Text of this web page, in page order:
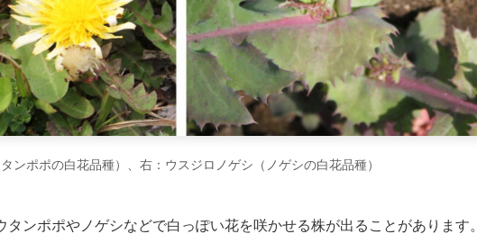
ンポポの白花品種）、右：ウスジロノゲシ（ノゲシの白花品種）
ンポポやノゲシなどで白っぽい花を咲かせる株が出ることがあります